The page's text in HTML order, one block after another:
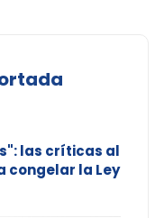
las críticas al
congelar la Ley